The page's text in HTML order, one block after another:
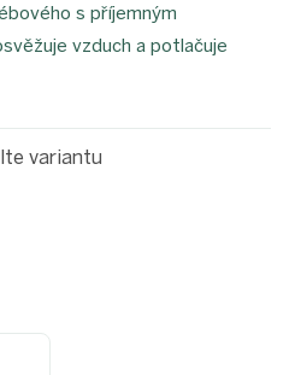
variantu
s příjemným
vzduch a potlačuje